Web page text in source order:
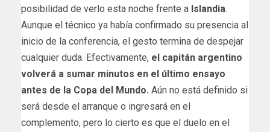
posibilidad de verlo esta noche frente a Islandia.
Aunque el técnico ya había confirmado su presencia al
inicio de la conferencia, el gesto termina de despejar
cualquier duda. Efectivamente, el capitán argentino
volverá a sumar minutos en el último ensayo
antes de la Copa del Mundo. Aún no está definido si
será desde el arranque o ingresará en el
complemento, pero lo cierto es que el duelo en el